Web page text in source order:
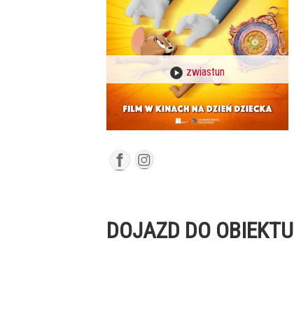
zwiastun
DOJAZD DO OBIEKTU